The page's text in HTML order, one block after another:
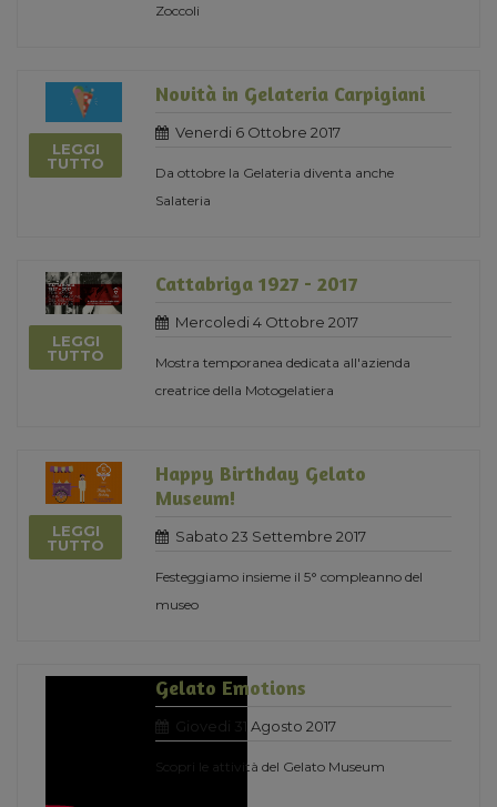
Zoccoli
LEGGI
TUTTO
Novità in Gelateria Carpigiani
Venerdi 6 Ottobre 2017
Da ottobre la Gelateria diventa anche
Salateria
LEGGI
TUTTO
Cattabriga 1927 - 2017
Mercoledi 4 Ottobre 2017
Mostra temporanea dedicata all'azienda
creatrice della Motogelatiera
LEGGI
TUTTO
Happy Birthday Gelato
Museum!
Sabato 23 Settembre 2017
Festeggiamo insieme il 5° compleanno del
museo
Gelato Emotions
Giovedi 31 Agosto 2017
Scopri le attività del Gelato Museum